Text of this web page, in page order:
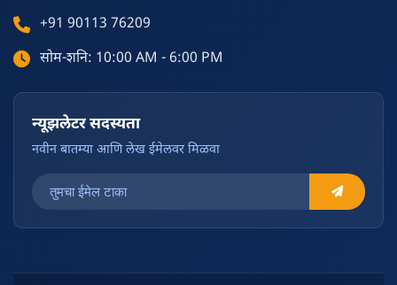
+91 90113 76209
सोम-शनि: 10:00 AM - 6:00 PM
न्यूझलेटर सदस्यता
नवीन बातम्या आणि लेख ईमेलवर मिळवा